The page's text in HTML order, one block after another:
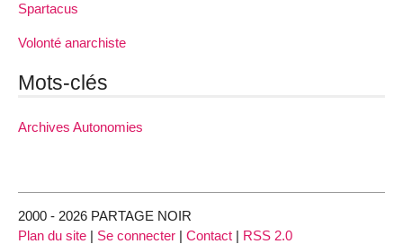
Spartacus
Volonté anarchiste
Mots-clés
Archives Autonomies
2000 - 2026 PARTAGE NOIR
Plan du site | Se connecter | Contact | RSS 2.0